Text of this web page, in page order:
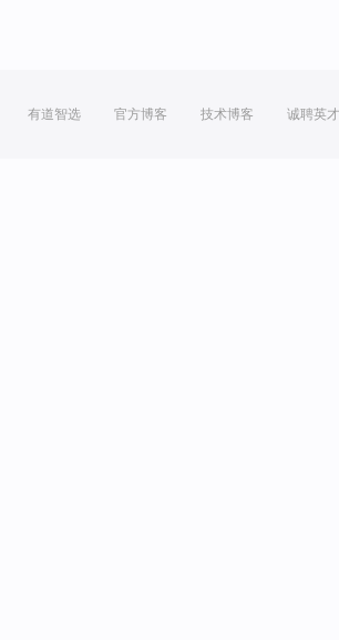
有道智选 官方博客 技术博客 诚聘英才